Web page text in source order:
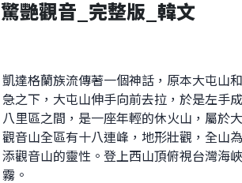
驚艷觀音_完整版_韓文
凱達格蘭族流傳著一個神話，原本大屯山
急之下，大屯山伸手向前去拉，於是左手
八里區之間，是一座年輕的休火山，屬於
觀音山全區有十八連峰，地形壯觀，全山
添觀音山的靈性。登上西山頂俯視台灣海
霧。